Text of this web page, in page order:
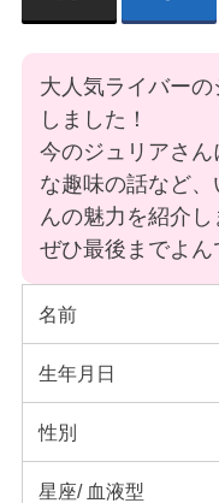
大人気ライバー
しました！
今のジュリアさ
な趣味の話など
んの魅力を紹介し
ぜひ最後までよん
名前
生年月日
性別
星座/ 血液型